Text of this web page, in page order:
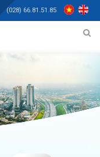
(028) 66.81.51.85